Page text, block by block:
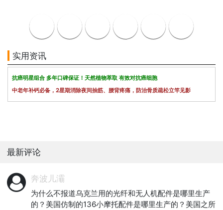
实用资讯
抗癌明星组合 多年口碑保证！天然植物萃取 有效对抗癌细胞
中老年补钙必备，2星期消除夜间抽筋、腰背疼痛，防治骨质疏松立竿见影
最新评论
奔波儿灞
为什么不报道乌克兰用的光纤和无人机配件是哪里生产
的？美国仿制的136小摩托配件是哪里生产的？美国之所